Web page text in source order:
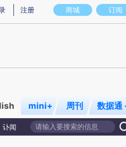
意图存在偏差。不代表财新观点和立场。
商城 订阅
注册
mini+ 周刊 数据通
讣闻